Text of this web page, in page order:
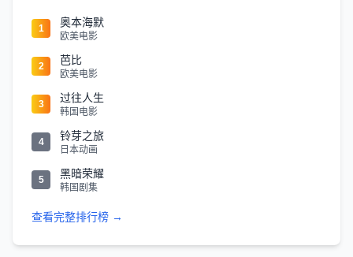
1 奥本海默
欧美电影
2 芭比
欧美电影
3 过往人生
韩国电影
4 铃芽之旅
日本动画
5 黑暗荣耀
韩国剧集
查看完整排行榜 →